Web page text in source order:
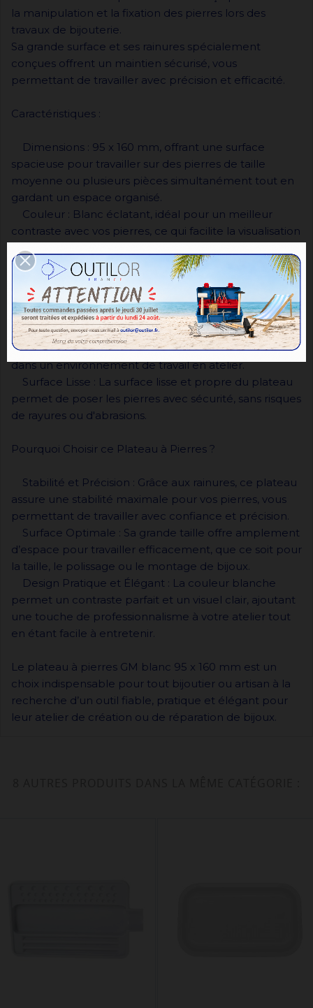
la manipulation et la fixation des pierres lors des
travaux de bijouterie.
Sa grande surface et ses rainures spécialement
conçues offrent un maintien sécurisé, vous
permettant de travailler avec précision et efficacité.
Caractéristiques :
Dimensions : 95 x 160 mm, offrant une surface
spacieuse pour travailler sur des pierres de taille
moyenne ou plusieurs pièces simultanément tout en
gardant un espace organisé.
Couleur : Blanc éclatant, idéal pour un meilleur
contraste avec vos pierres, ce qui facilite la visualisation
des détails et des ajustements fins.
Rainures : Disposées de manière stratégique pour
garantir un maintien stable et sécurisé des pierres, en
évitant les déplacements indésirables pendant les
tâches de taille, de polissage ou de montage.
Matériau : Conçu à partir de matériaux robustes et
durables, ce plateau est parfait pour un usage intensif
dans un environnement de travail en atelier.
Surface Lisse : La surface lisse et propre du plateau
permet de poser les pierres avec sécurité, sans risques
de rayures ou d'abrasions.
Pourquoi Choisir ce Plateau à Pierres ?
Stabilité et Précision : Grâce aux rainures, ce plateau
assure une stabilité maximale pour vos pierres, vous
permettant de travailler avec confiance et précision.
Surface Optimale : Sa grande taille offre amplement
d’espace pour travailler efficacement, que ce soit pour
la taille, le polissage ou le montage de bijoux.
Design Pratique et Élégant : La couleur blanche
permet un contraste parfait et un visuel clair, ajoutant
une touche de professionnalisme à votre atelier tout
en étant facile à entretenir.
Le plateau à pierres GM blanc 95 x 160 mm est un
choix indispensable pour tout bijoutier ou artisan à la
recherche d’un outil fiable, pratique et élégant pour
leur atelier de création ou de réparation de bijoux.